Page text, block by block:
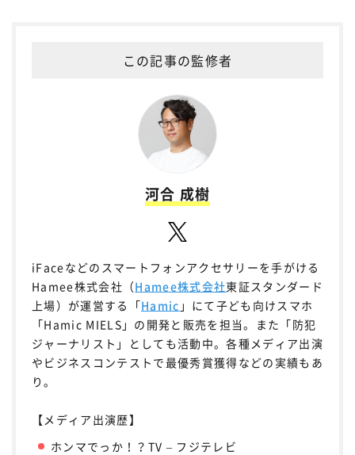
この記事の監修者
河合 成樹
iFaceなどのスマートフォンアクセサリーを手がける
Hamee株式会社（Hamee株式会社東証スタンダード
上場）が運営する「Hamic 」にて子ども向けスマホ
「Hamic MIELS」の開発と販売を担当。また「防犯
ジャーナリスト」としても活動中。各種メディア出演
やビジネスコンテストで最優秀賞獲得などの実績もあ
り。
【メディア出演歴】
ホンマでっか！？TV – フジテレビ